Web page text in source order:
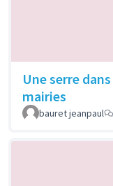
Une serre
mairies
bauret jeanpaul